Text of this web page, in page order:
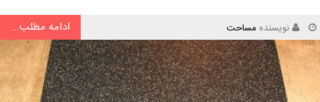
نویسنده مساحت ادامه مطلب...